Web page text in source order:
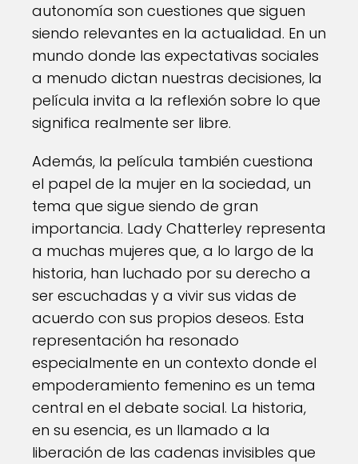
autonomía son cuestiones que siguen
siendo relevantes en la actualidad. En un
mundo donde las expectativas sociales
a menudo dictan nuestras decisiones, la
película invita a la reflexión sobre lo que
significa realmente ser libre.
Además, la película también cuestiona
el papel de la mujer en la sociedad, un
tema que sigue siendo de gran
importancia. Lady Chatterley representa
a muchas mujeres que, a lo largo de la
historia, han luchado por su derecho a
ser escuchadas y a vivir sus vidas de
acuerdo con sus propios deseos. Esta
representación ha resonado
especialmente en un contexto donde el
empoderamiento femenino es un tema
central en el debate social. La historia,
en su esencia, es un llamado a la
liberación de las cadenas invisibles que